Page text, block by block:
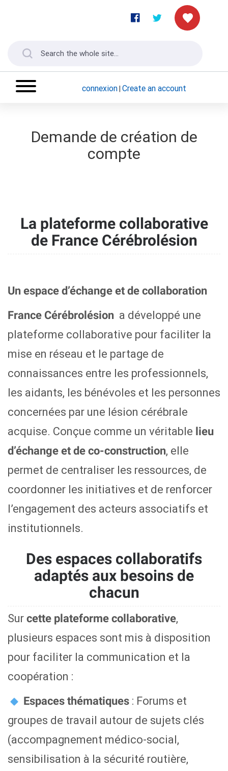
connexion| Create an account
Demande de création de
compte
La plateforme collaborative
de France Cérébrolésion
Un espace d’échange et de collaboration
France Cérébrolésion a développé une
plateforme collaborative pour faciliter la
mise en réseau et le partage de
connaissances entre les professionnels,
les aidants, les bénévoles et les personnes
concernées par une lésion cérébrale
acquise. Conçue comme un véritable lieu
d’échange et de co-construction, elle
permet de centraliser les ressources, de
coordonner les initiatives et de renforcer
l’engagement des acteurs associatifs et
institutionnels.
Des espaces collaboratifs
adaptés aux besoins de
chacun
Sur cette plateforme collaborative,
plusieurs espaces sont mis à disposition
pour faciliter la communication et la
coopération :
Espaces thématiques : Forums et
groupes de travail autour de sujets clés
(accompagnement médico-social,
sensibilisation à la sécurité routière,